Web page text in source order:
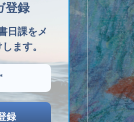
登録
日課をメ
ます。